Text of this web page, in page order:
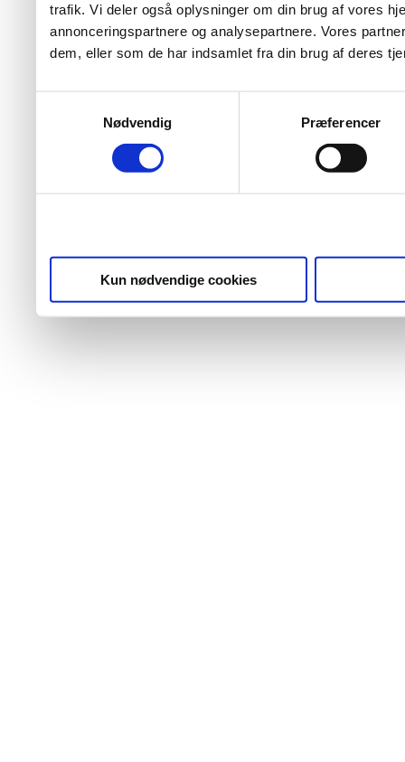
trafik. Vi deler også oplysninger om din brug af vores
annonceringspartnere og analysepartnere. Vores
dem, eller som de har indsamlet fra din brug af deres
Nødvendig
Præferencer
Kun nødvendige cookies